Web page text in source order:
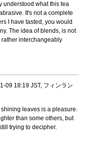
understood what this tea
It's not a complete
I have tasted, you would
The idea of blends, is not
interchangeably
09 18:19 JST, フィンラン
leaves is a pleasure.
than some others, but
trying to decipher.